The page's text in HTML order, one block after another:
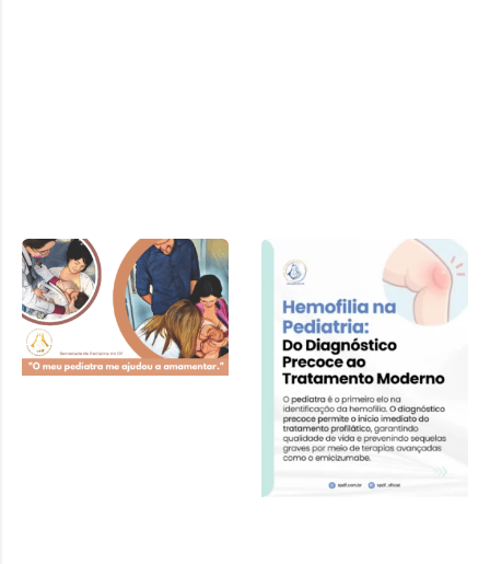
Cartilha SPDF –
Pediatra e
Amamentação